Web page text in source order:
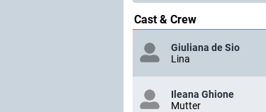
Cast & Crew
Giuliana de Sio
Lina
Ileana Ghione
Mutter